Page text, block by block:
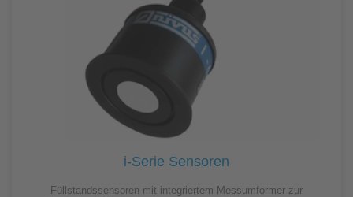
i-Serie Sensoren
Füllstandssensoren mit integriertem Messumformer zur